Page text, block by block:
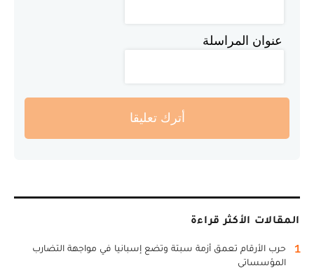
عنوان المراسلة
أترك تعليقا
المقالات الأكثر قراءة
1
حرب الأرقام تعمق أزمة سبتة وتضع إسبانيا في مواجهة التضارب
المؤسساتي